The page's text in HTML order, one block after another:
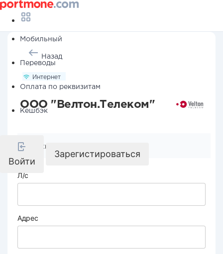
Мобильный
Переводы
Оплата по реквизитам
Кешбэк
Войти
Зарегистироваться
Назад
Интернет
ООО "Велтон.Телеком"
Реквизиты компании
Л/с
Адрес